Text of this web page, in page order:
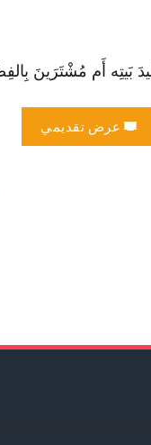
بَيتِه أَم مُشْتَرَينَ
عرض تقديمي